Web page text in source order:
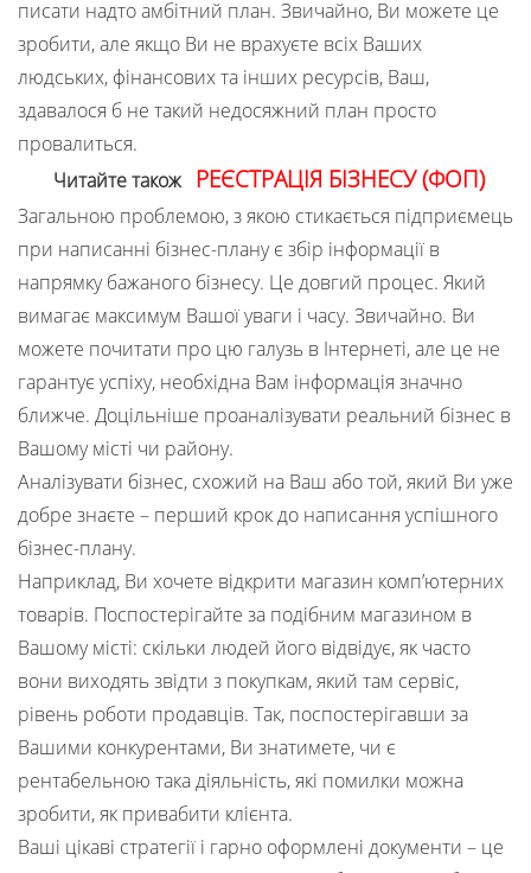
писати надто амбітний план. Звичайно, Ви можете це
зробити, але якщо Ви не врахуєте всіх Ваших
людських, фінансових та інших ресурсів, Ваш,
здавалося б не такий недосяжний план просто
провалиться.
Читайте також РЕЄСТРАЦІЯ БІЗНЕСУ (ФОП)
Загальною проблемою, з якою стикається підприємець
при написанні бізнес-плану є збір інформації в
напрямку бажаного бізнесу. Це довгий процес. Який
вимагає максимум Вашої уваги і часу. Звичайно. Ви
можете почитати про цю галузь в Інтернеті, але це не
гарантує успіху, необхідна Вам інформація значно
ближче. Доцільніше проаналізувати реальний бізнес в
Вашому місті чи району.
Аналізувати бізнес, схожий на Ваш або той, який Ви уже
добре знаєте – перший крок до написання успішного
бізнес-плану.
Наприклад, Ви хочете відкрити магазин комп’ютерних
товарів. Поспостерігайте за подібним магазином в
Вашому місті: скільки людей його відвідує, як часто
вони виходять звідти з покупкам, який там сервіс,
рівень роботи продавців. Так, поспостерігавши за
Вашими конкурентами, Ви знатимете, чи є
рентабельною така діяльність, які помилки можна
зробити, як привабити клієнта.
Ваші цікаві стратегії і гарно оформлені документи – це